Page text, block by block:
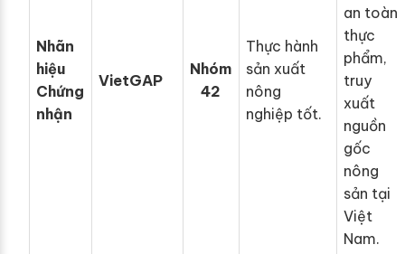
Nhãn
hiệu
Chứng
nhận
VietGAP
Nhóm
42
Thực hành
sản xuất
nông
nghiệp tốt.
an toàn
thực
phẩm,
truy
xuất
nguồn
gốc
nông
sản tại
Việt
Nam.